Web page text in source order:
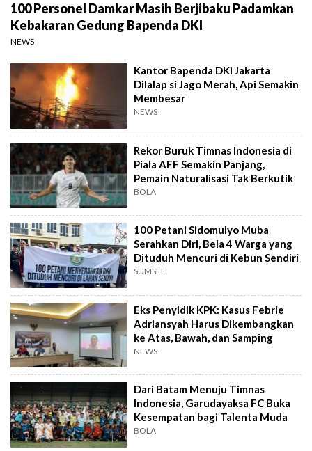
100 Personel Damkar Masih Berjibaku Padamkan
Kebakaran Gedung Bapenda DKI
NEWS
Kantor Bapenda DKI Jakarta
Dilalap si Jago Merah, Api Semakin
Membesar
NEWS
Rekor Buruk Timnas Indonesia di
Piala AFF Semakin Panjang,
Pemain Naturalisasi Tak Berkutik
BOLA
100 Petani Sidomulyo Muba
Serahkan Diri, Bela 4 Warga yang
Dituduh Mencuri di Kebun Sendiri
SUMSEL
Eks Penyidik KPK: Kasus Febrie
Adriansyah Harus Dikembangkan
ke Atas, Bawah, dan Samping
NEWS
Dari Batam Menuju Timnas
Indonesia, Garudayaksa FC Buka
Kesempatan bagi Talenta Muda
BOLA